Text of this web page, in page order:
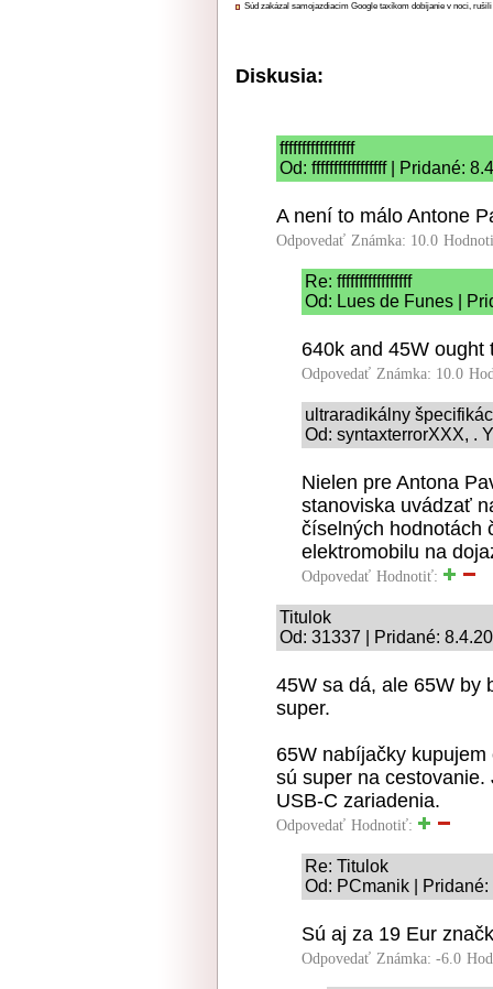
Súd zakázal samojazdiacim Google taxíkom dobíjanie v noci,
Diskusia:
fffffffffffffffff
Od: fffffffffffffffff | Pridané:
A není to málo Antone
Odpovedať Známka: 10.0
Re: fffffffffffffffff
Od: Lues de Funes |
640k and 45W ought
Odpovedať Známka: 10.0
ultraradikálny
Od: syntaxterrorXXX, .
Nielen pre Antona
stanoviska uvádzať
číselných hodnotách
elektromobilu na
Odpovedať Hodnotiť:
Titulok
Od: 31337 | Pridané:
45W sa dá, ale 65W by
super.
65W nabíjačky
sú super na
USB-C zariadenia.
Odpovedať Hodnotiť:
Re: Titulok
Od: PCmanik |
Sú aj za 19 Eur
Odpovedať Známka: -6.0